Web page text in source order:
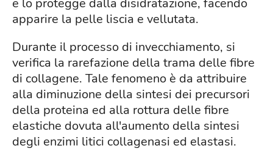
e lo protegge dalla disidratazione, facendo
apparire la pelle liscia e vellutata.
Durante il processo di invecchiamento, si
verifica la rarefazione della trama delle fibre
di collagene. Tale fenomeno è da attribuire
alla diminuzione della sintesi dei precursori
della proteina ed alla rottura delle fibre
elastiche dovuta all'aumento della sintesi
degli enzimi litici collagenasi ed elastasi.